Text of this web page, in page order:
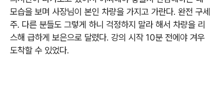
모습을 보며 사장님이 본인 차량을 가지고 가란다. 완전 구세
주. 다른 분들도 그렇게 하니 걱정하지 말라 해서 차량을 리
스해 급하게 보은으로 달렸다. 강의 시작 10분 전에야 겨우
도착할 수 있었다.